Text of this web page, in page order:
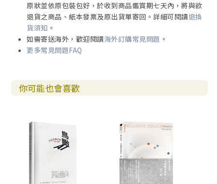
二. 請勿混淆不同問題
1. 政府特別照顧某群體的原則何在？
2. 誰才應受保護？
3. 「道德判斷」豈同「歧視」？
4. 同志神學受時代精神洗腦
三. 請勿無限上綱！
1. 所有敵人的敵人都是朋友？
四. 教會應聆聽前線群體的聲音
第六章 從倫理學角度看同性戀
一. 相對主義與同性戀問題
二. 反對同性戀不合時宜？
三. 愛甚麼人不重要？
原狀並依原包裝包好，於收到商品鑑賞期七天內，將與欲
退貨之商品、紙本發票及原出貨單寄回。詳細可閱讀退換
貨須知 。
如需寄送海外，歡迎閱讀海外訂購常見問題 。
更多常見問題FAQ
你可能也會喜歡